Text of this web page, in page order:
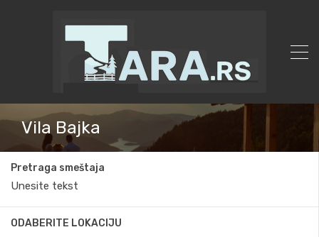
Vila Bajka
Pretraga smeštaja
ODABERITE LOKACIJU